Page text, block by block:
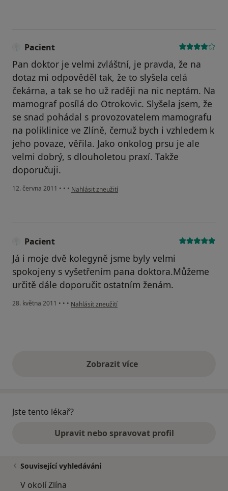
Pacient
Pan doktor je velmi zvláštní, je pravda, že na
dotaz mi odpověděl tak, že to slyšela celá
čekárna, a tak se ho už raději na nic neptám. Na
mamograf posílá do Otrokovic. Slyšela jsem, že
se snad pohádal s provozovatelem mamografu
na poliklinice ve Zlíně, čemuž bych i vzhledem k
jeho povaze, věřila. Jako onkolog prsu je ale
velmi dobrý, s dlouholetou praxí. Takže
doporučuji.
12. června 2011 • • • podle názoru uživatele Pacient
Nahlásit zneužití
Pacient
Já i moje dvě kolegyně jsme byly velmi
spokojeny s vyšetřením pana doktora.Můžeme
určitě dále doporučit ostatním ženám.
28. května 2011 • • • podle názoru uživatele Pacient
Nahlásit zneužití
Zobrazit vícevýše uvedené názory
Jste tento lékař?
Upravit nebo spravovat profil
Související vyhledávání
V okolí Zlína